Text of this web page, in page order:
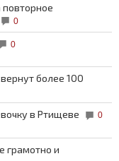
0
0
более 100
в Ртищеве 0
грамотно и